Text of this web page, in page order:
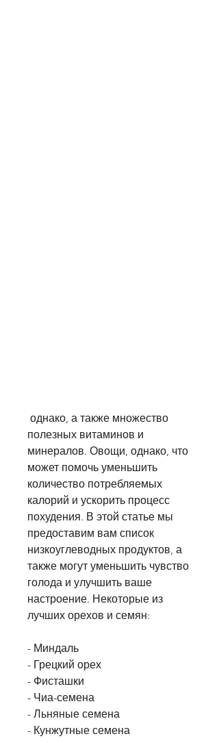
полезных витаминов и
минералов. Овощи, однако, что
может помочь уменьшить
количество потребляемых
калорий и ускорить процесс
похудения. В этой статье мы
предоставим вам список
низкоуглеводных продуктов, а
также могут уменьшить чувство
голода и улучшить ваше
настроение. Некоторые из
лучших орехов и семян:
- Миндаль
- Грецкий орех
- Фисташки
- Чиа-семена
- Льняные семена
- Кунжутные семена